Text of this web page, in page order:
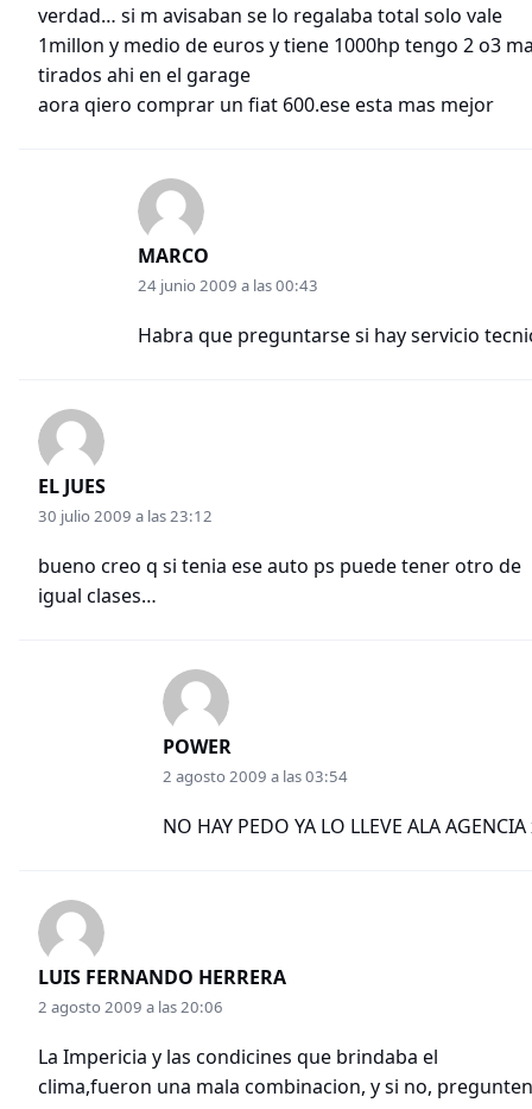
verdad… si m avisaban se lo regalaba total solo vale
1millon y medio de euros y tiene 1000hp tengo 2 o3
tirados ahi en el garage
aora qiero comprar un fiat 600.ese esta mas mejor
MARCO
24 junio 2009 a las 00:43
Habra que preguntarse si hay servicio
EL JUES
30 julio 2009 a las 23:12
bueno creo q si tenia ese auto ps puede tener otro de
igual clases…
POWER
2 agosto 2009 a las 03:54
NO HAY PEDO YA LO LLEVE ALA
LUIS FERNANDO HERRERA
2 agosto 2009 a las 20:06
La Impericia y las condicines que brindaba el
clima,fueron una mala combinacion, y si no,